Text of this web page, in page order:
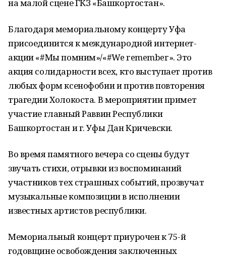
на малой сцене ГКЗ «Башкортостан».
Благодаря мемориальному концерту Уфа
присоединится к международной интернет-
акции «#Мы помним»/«#We remember». Это
акция солидарности всех, кто выступает против
любых форм ксенофобии и против повторения
трагедии Холокоста. В мероприятии примет
участие главный Раввин Республики
Башкортостан и г. Уфы Дан Кричевски.
Во время памятного вечера со сцены будут
звучать стихи, отрывки из воспоминаний
участников тех страшных событий, прозвучат
музыкальные композиции в исполнении
известных артистов республики.
Мемориальный концерт приурочен к 75-й
годовщине освобождения заключенных